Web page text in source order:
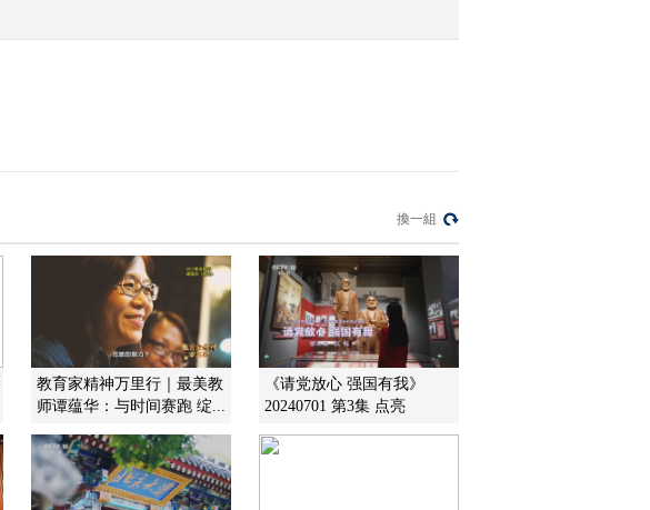
換一組
教育家精神万里行｜最美教
师谭蕴华：与时间赛跑 绽...
《请党放心 强国有我》
20240701 第3集 点亮